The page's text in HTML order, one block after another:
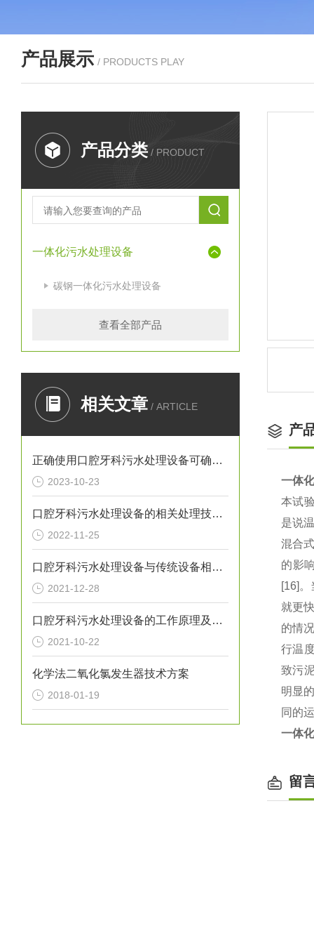
产品展示 / PRODUCTS PLAY
产品分类 / PRODUCT
一体化污水处理设备
碳钢一体化污水处理设备
查看全部产品
相关文章 / ARTICLE
正确使用口腔牙科污水处理设备可确保处理效果
2023-10-23
口腔牙科污水处理设备的相关处理技术介绍
2022-11-25
口腔牙科污水处理设备与传统设备相比的优势介绍
2021-12-28
口腔牙科污水处理设备的工作原理及出故障时需采取的措施介绍
2021-10-22
化学法二氧化氯发生器技术方案
2018-01-19
产
一体
本试
是说
混合
的影
[16]
就更
的情
行温
致污
明显
同的
一体
留